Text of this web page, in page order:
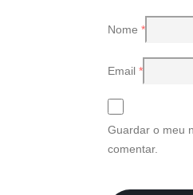
Nome *
Email *
Guardar o meu
comentar.